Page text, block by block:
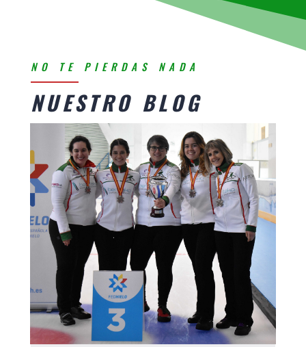
NO TE PIERDAS NADA
NUESTRO BLOG